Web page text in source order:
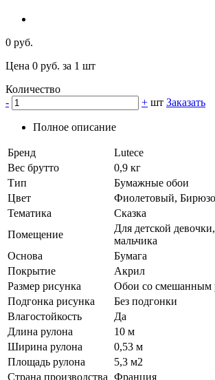
0 руб.
Цена 0 руб. за 1 шт
Количество
-
+ шт Заказать
Полное описание
Бренд
Lutece
Вес брутто
0,9 кг
Тип
Бумажные обои
Цвет
Фиолетовый,
Тематика
Сказка
Помещение
Для детской
мальчика
Основа
Бумага
Покрытие
Акрил
Размер рисунка
Обои со смешанным
Подгонка рисунка
Без подгонки
Влагостойкость
Да
Длина рулона
10 м
Ширина рулона
0,53 м
Площадь рулона
5,3 м2
Страна производства Франция